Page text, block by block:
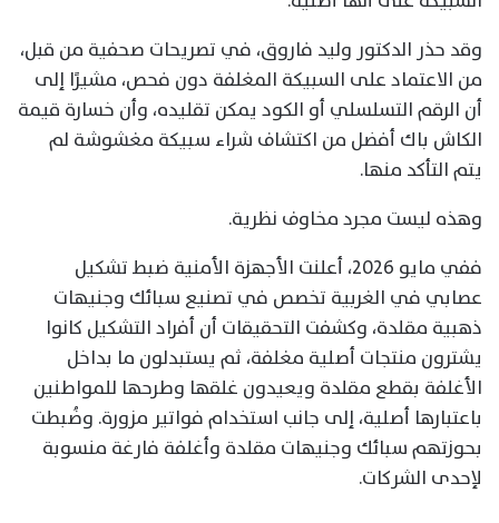
وقد حذر الدكتور وليد فاروق، في تصريحات صحفية من قبل،
من الاعتماد على السبيكة المغلفة دون فحص، مشيرًا إلى
أن الرقم التسلسلي أو الكود يمكن تقليده، وأن خسارة قيمة
الكاش باك أفضل من اكتشاف شراء سبيكة مغشوشة لم
يتم التأكد منها.
وهذه ليست مجرد مخاوف نظرية.
ففي مايو 2026، أعلنت الأجهزة الأمنية ضبط تشكيل
عصابي في الغربية تخصص في تصنيع سبائك وجنيهات
ذهبية مقلدة، وكشفت التحقيقات أن أفراد التشكيل كانوا
يشترون منتجات أصلية مغلفة، ثم يستبدلون ما بداخل
الأغلفة بقطع مقلدة ويعيدون غلقها وطرحها للمواطنين
باعتبارها أصلية، إلى جانب استخدام فواتير مزورة. وضُبطت
بحوزتهم سبائك وجنيهات مقلدة وأغلفة فارغة منسوبة
لإحدى الشركات.